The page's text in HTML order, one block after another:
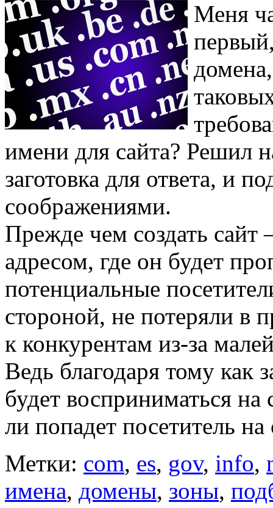
Меня
имени для сайта? Решил
заготовка для ответа, и
соображениями.
Прежде чем создать сайт
адресом, где он будет
потенциальные
стороной, не потеряли в
к конкурентам из-за
Ведь благодаря тому как
будет восприниматься на
ли попадет посетитель на
Метки: com, es, gov, info,
имена, домены, зоны,